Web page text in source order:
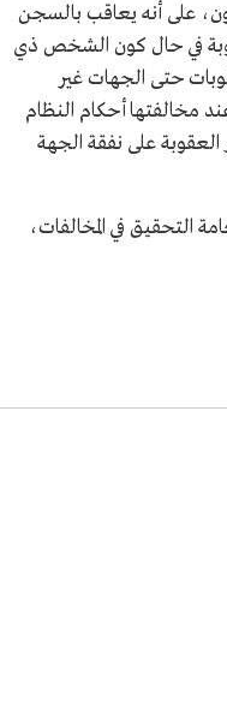
على أنه يعاقب بالسجن
معا. وتضاعف العقوبة في حال كون الشخص ذي
حتى الجهات غير
مخالفتها أحكام النظام
قرار العقوبة على نفقة الجهة
التحقيق في المخالفات،